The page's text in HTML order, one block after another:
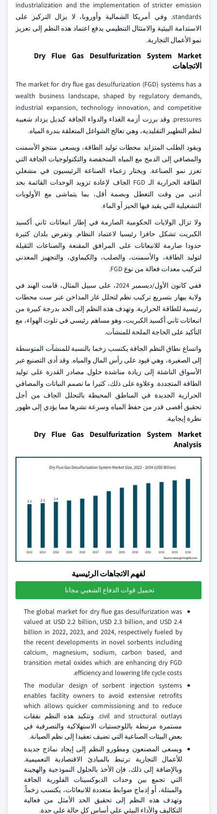
industrialization and the implementation of stricter emission
standards. وفي أمريكا الشمالية وأوروبا، لا يزال التركيز على
الاستدامة البيئية والامتثال التنظيمي يدفع اعتماد هذه النظم إلى تعزيز
نمو الأعمال التجارية.
Dry Flue Gas Desulfurization System Market
الاتجاهات
The market for dry flue gas desulfurization (FGD) systems has a
wealth business landscape, shaped by regulatory demands,
industrial expansion, technology innovation, and competitive
pressures. وقد برزت أزمة الغذاء والدواء الجافة كبديل يزداد شعبية
لنظم التطهير التقليدية، وهي تعالج الشواغل المتعلقة بندرة المياه.
ويقود الطلب المتزايد محطات توليد الطاقة، ويسعى منتجو الأسمنت
والمصافي إلى الدمج مع المياه المنخفضة والتكنولوجيات الجافة التي
تعزز نمو الصناعة. ويختار زعماء الصناعة الرئيسيون في مشغلي
الطاقة الحرارية الـ FGD الجاف لإعادة تزويد الوحدات القائمة بحد
أدنى من وقت التعطل وبصمة أقل، بما يتماشى مع الأولويات
التشغيلية التي يقيد فيها الحيز أو الماء.
ولا تزال الولايات الحكومية الصارمة في إطار انبعاثات ثاني أكسيد
الكبريت تشكل حافزا رئيسيا لاعتماد النظام. وتفرض بلدان كثيرة
حدودا صارمة للانبعاثات على المرافق المقنعة والصناعات الثقيلة
لتوليد الطاقة، والأسمنت، والصلب، والكيماوي، والتجهيز المعدني
لتركيب معدات فعالة من نوع FGD.
ففي كانون الأول/ديسمبر 2024، على سبيل المثال، قامت الهند في
ولاية بيهار بتسريع تركيب نظم لتحلل غاز المداخن عبر ست محطات
رئيسية للطاقة الحرارية. وتهدف هذه النظم إلى الحد بدرجة كبيرة من
انبعاثات ثاني أكسيد الكبريت، وهو مساهم رئيسي في تلوث الهواء، مع
التأكيد على الحاجة الملحة للمنشآت.
واتساع نطاق النظم الجافة يكتسب زخما بالنسبة للمنشآت المتوسطة
إلى الصغيرة، وهي قيود على رأس المال والمياه. وقد أدى التصنيع عبر
الأسواق الناشئة إلى زيادة مناشدة حلول مصادر القدرة على توليد
الطاقة المتجددة. وعلاوة على ذلك، كثيرا ما تصمم النباتات والمصافي
الحرارية الجديدة في المناطق المحيطة بالتحلل الجاف من أجل
تحقيق أقصى قدر من حفظ المياه وسرعة نشرها مما يؤدي إلى ظهور
نظرة إيجابية.
Dry Flue Gas Desulfurization System Market
Analysis
لفهم الاتجاهات الرئيسية
تحميل قوات الدفاع الشعبي مجانا
The global market for dry flue gas desulfurization was
valued at USD 2.2 billion, USD 2.3 billion, and USD 2.4
billion in 2022, 2023, and 2024, respectively fueled by
the recent developments in novel sorbents including
calcium, magnesium, sodium, carbon based, and
transition metal oxides which are enhancing dry FGD
efficiency and lowering life cycle costs.
The modular design of sorbent injection systems
enables facility owners to avoid extensive retrofits
which allows quicker commissioning and to reduce
civil and structural outlays. وتتكبد هذه النظم نفقات
مستمرة مرتبطة باللوجستيات الاستهلاكية والتصرفية في
بعض البيئات الصناعية التي تضيف تعقيدا إلى نظم الصيانة.
ويسعى المصنعون ومطورو النظم إلى إيجاد نماذج جديدة
للأعمال التجارية ترتبط بالمبادئ الاقتصادية التعميمية.
وبالإضافة إلى ذلك، فإن الأخذ بالحلول النموذجية والهجينة
التي تجمع بين وحدات الديوكسينات الفلورية الجافة
والمبتلة، أو إدماج ضوابط متعددة للانبعاثات، يكتسب زخماً.
وتهدف هذه النظم إلى تحقيق الحد الأمثل من فعالية
التكاليف والأداء البيئي على أساس كل حالة على حدة.